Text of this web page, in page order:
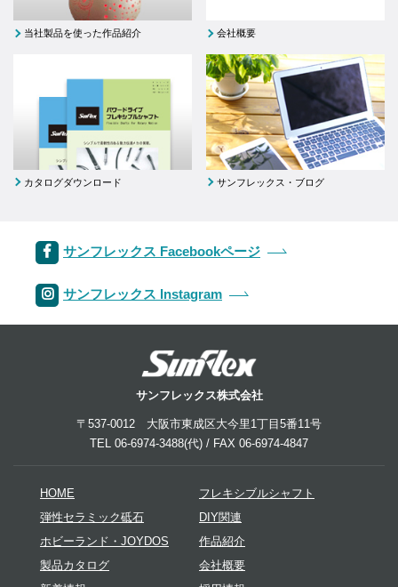
当社製品を使った作品紹介 会社概要
カタログダウンロード サンフレックス・ブログ
サンフレックス Facebookページ
サンフレックス Instagram
サンフレックス株式会社
〒537-0012 大阪市東成区大今里1丁目5番11号
TEL 06-6974-3488(代) / FAX 06-6974-4847
HOME
フレキシブルシャフト
弾性セラミック砥石
DIY関連
ホビーランド・JOYDOS
作品紹介
製品カタログ
会社概要